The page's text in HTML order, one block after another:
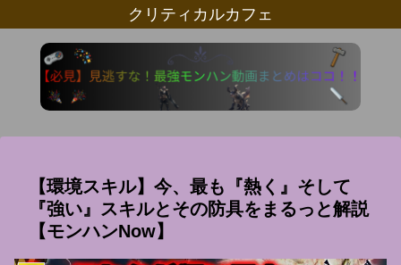
クリティカルカフェ
【環境スキル】今、最も『熱く』そして
『強い』スキルとその防具をまるっと解説
【モンハンNow】